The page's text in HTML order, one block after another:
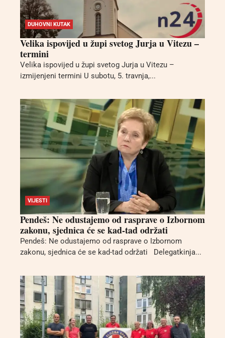
DUHOVNI KUTAK
Velika ispovijed u župi svetog Jurja u Vitezu –
termini
Velika ispovijed u župi svetog Jurja u Vitezu –
izmijenjeni termini U subotu, 5. travnja,...
VIJESTI
Pendeš: Ne odustajemo od rasprave o Izbornom
zakonu, sjednica će se kad-tad održati
Pendeš: Ne odustajemo od rasprave o Izbornom
zakonu, sjednica će se kad-tad održati Delegatkinja...